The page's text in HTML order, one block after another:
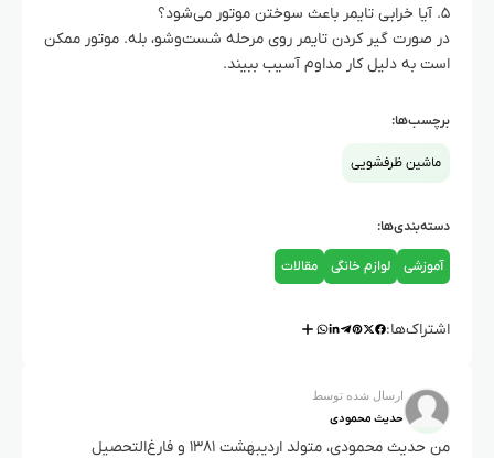
۵. آیا خرابی تایمر باعث سوختن موتور می‌شود؟
در صورت گیر کردن تایمر روی مرحله شست‌وشو، بله. موتور ممکن
است به دلیل کار مداوم آسیب ببیند.
برچسب‌ها:
ماشین ظرفشویی
دسته‌بندی‌ها:
آموزشی لوازم خانگی مقالات
اشتراک‌ها:
ارسال شده توسط
حدیث محمودی
من حدیث محمودی، متولد اردیبهشت ۱۳۸۱ و فارغ‌التحصیل